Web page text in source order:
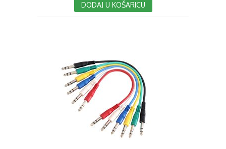
DODAJ U KOŠARICU